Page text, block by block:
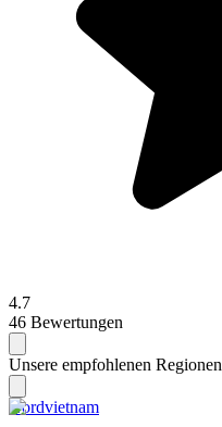
4.7
46 Bewertungen
Unsere empfohlenen Regionen
Nordvietnam